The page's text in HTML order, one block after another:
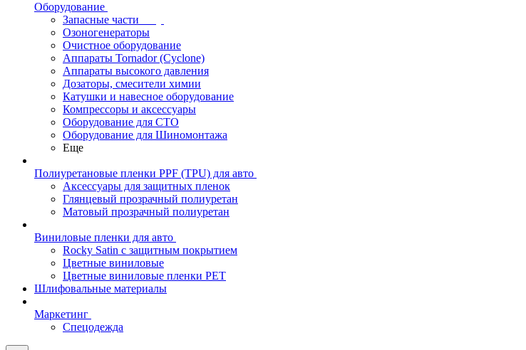
Оборудование
Запасные части
Озоногенераторы
Очистное оборудование
Аппараты Tornador (Cyclone)
Аппараты высокого давления
Дозаторы, смесители химии
Катушки и навесное оборудование
Компрессоры и аксессуары
Оборудование для СТО
Оборудование для Шиномонтажа
Еще
Полиуретановые пленки PPF (TPU) для авто
Аксессуары для защитных пленок
Глянцевый прозрачный полиуретан
Матовый прозрачный полиуретан
Виниловые пленки для авто
Rocky Satin с защитным покрытием
Цветные виниловые
Цветные виниловые пленки PET
Шлифовальные материалы
Маркетинг
Спецодежда